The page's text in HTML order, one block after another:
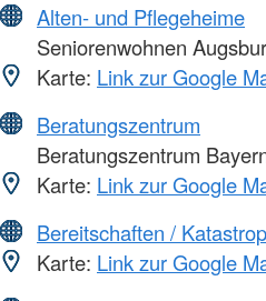
Alten- und Pflegeheime
Seniorenwohnen
Karte: Link zur Google
Beratungszentrum
Beratungszentrum
Karte: Link zur Google
Bereitschaften /
Karte: Link zur Google